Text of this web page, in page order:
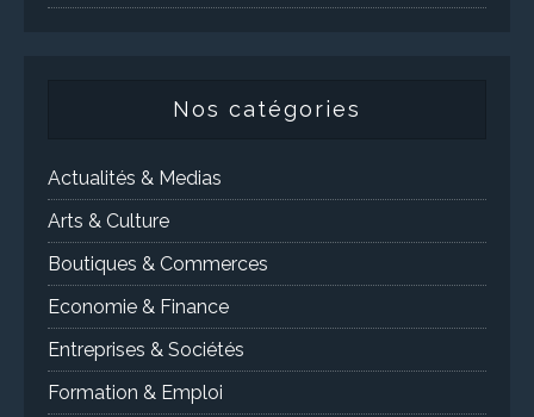
Nos catégories
Actualités & Medias
Arts & Culture
Boutiques & Commerces
Economie & Finance
Entreprises & Sociétés
Formation & Emploi